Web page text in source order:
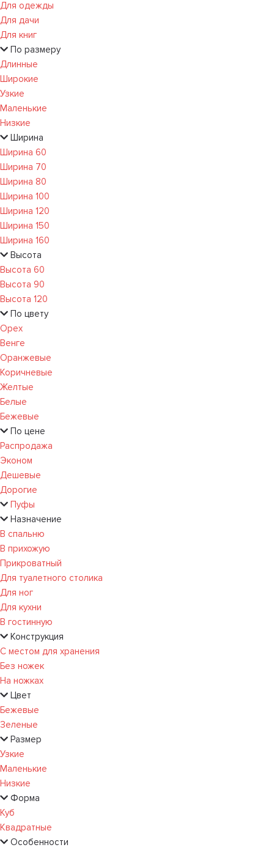
Для одежды
Для дачи
Для книг
По размеру
Длинные
Широкие
Узкие
Маленькие
Низкие
Ширина
Ширина 60
Ширина 70
Ширина 80
Ширина 100
Ширина 120
Ширина 150
Ширина 160
Высота
Высота 60
Высота 90
Высота 120
По цвету
Орех
Венге
Оранжевые
Коричневые
Желтые
Белые
Бежевые
По цене
Распродажа
Эконом
Дешевые
Дорогие
Пуфы
Назначение
В спальню
В прихожую
Прикроватный
Для туалетного столика
Для ног
Для кухни
В гостинную
Конструкция
С местом для хранения
Без ножек
На ножках
Цвет
Бежевые
Зеленые
Размер
Узкие
Маленькие
Низкие
Форма
Куб
Квадратные
Особенности